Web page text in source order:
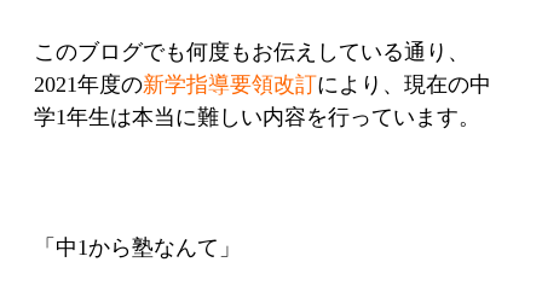
このブログでも何度もお伝えしている通り、
2021年度の新学指導要領改訂により、現在の中
学1年生は本当に難しい内容を行っています。
「中1から塾なんて」